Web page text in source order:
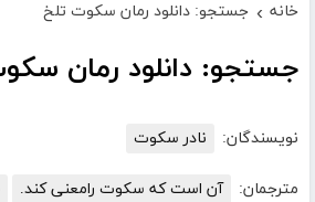
خانه › جستجو: دانلود رمان سکوت تلخ
جستجو: دانلود رمان
نویسندگان: نادر سکوت
مترجمان: آن است که سکوت رامعنی کند.